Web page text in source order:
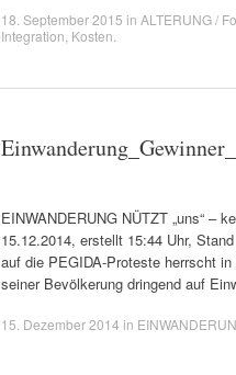
18. September 2015 in ALTERUNG /
Integration Kosten
EINWANDERUNG NÜTZT „uns“ –
15.12.2014, erstellt 15:44 Uhr,
auf die PEGIDA-Proteste herrscht
seiner Bevölkerung dringend auf
15. Dezember 2014 in